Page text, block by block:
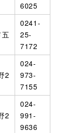
6025
0241-
25-
7172
2
024-
973-
7155
2
024-
991-
9636